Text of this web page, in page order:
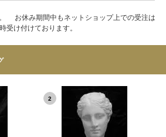
お休み期間中もネットショップ上での受注は
受け付けております。
2